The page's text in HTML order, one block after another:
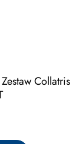
Collatris